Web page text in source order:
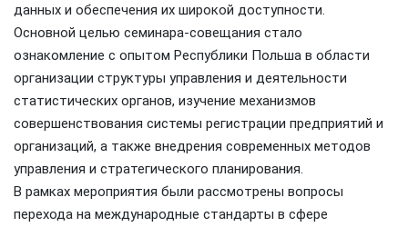
данных и обеспечения их широкой доступности.
Основной целью семинара-совещания стало
ознакомление с опытом Республики Польша в области
организации структуры управления и деятельности
статистических органов, изучение механизмов
совершенствования системы регистрации предприятий и
организаций, а также внедрения современных методов
управления и стратегического планирования.
В рамках мероприятия были рассмотрены вопросы
перехода на международные стандарты в сфере